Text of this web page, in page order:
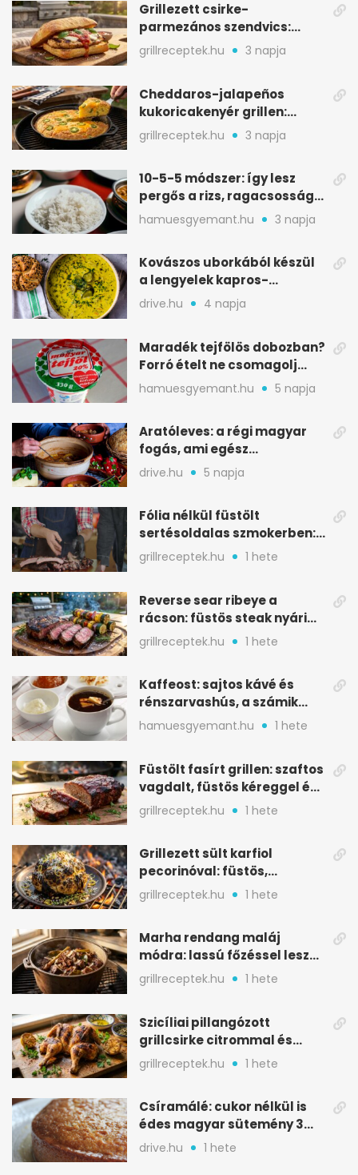
Grillezett csirke-
parmezános szendvics:
ropogós csirke, olvadó sajt
grillreceptek.hu 3 napja
Cheddaros-jalapeños
kukoricakenyér grillen:
ropogós alj, puha belső
grillreceptek.hu 3 napja
10-5-5 módszer: így lesz
pergős a rizs, ragacsosság
nélkül
hamuesgyemant.hu 3 napja
Kovászos uborkából készül
a lengyelek kapros-
savanykás levese
drive.hu 4 napja
Maradék tejfölös dobozban?
Forró ételt ne csomagolj
ilyen tégelybe
hamuesgyemant.hu 5 napja
Aratóleves: a régi magyar
fogás, ami egész
csapatokat jóllakatott
drive.hu 5 napja
Fólia nélkül füstölt
sertésoldalas szmokerben:
ropogós bark, 6 óra
grillreceptek.hu 1 hete
Reverse sear ribeye a
rácson: füstös steak nyári
tökkebabbal
grillreceptek.hu 1 hete
Kaffeost: sajtos kávé és
rénszarvashús, a számik
melegítő itala
hamuesgyemant.hu 1 hete
Füstölt fasírt grillen: szaftos
vagdalt, füstös kéreggel és
BBQ mázzal
grillreceptek.hu 1 hete
Grillezett sült karfiol
pecorinóval: füstös,
karamellizált nyári kedvenc
grillreceptek.hu 1 hete
Marha rendang maláj
módra: lassú főzéssel lesz
igazán szaftos
grillreceptek.hu 1 hete
Szicíliai pillangózott
grillcsirke citrommal és
oregánóval
grillreceptek.hu 1 hete
Csíramálé: cukor nélkül is
édes magyar sütemény 3
alapanyagból
drive.hu 1 hete